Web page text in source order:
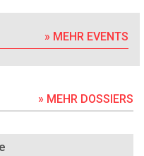
» MEHR EVENTS
» MEHR DOSSIERS